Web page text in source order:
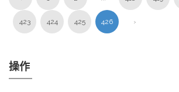
423 424 425 426 ›
操作